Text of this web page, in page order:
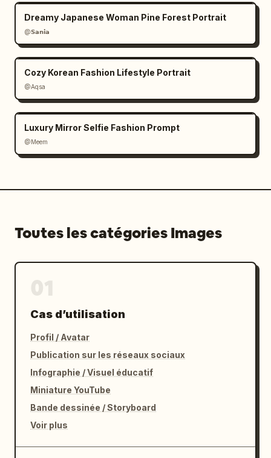
Dreamy Japanese Woman Pine Forest Portrait
@𝗦𝗮𝗻𝗶𝗮
Cozy Korean Fashion Lifestyle Portrait
@Aqsa
Luxury Mirror Selfie Fashion Prompt
@Meem
Toutes les catégories Images
Cas d’utilisation
Profil / Avatar
Publication sur les réseaux sociaux
Infographie / Visuel éducatif
Miniature YouTube
Bande dessinée / Storyboard
Voir plus